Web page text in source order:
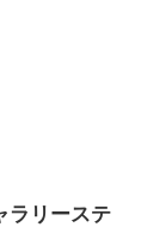
ラリーステ